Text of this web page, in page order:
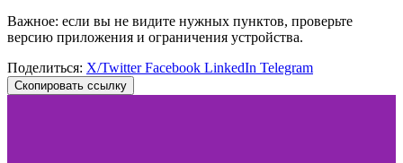
Важное: если вы не видите нужных пунктов, проверьте
версию приложения и ограничения устройства.
Поделиться: X/TwitterFacebook LinkedIn Telegram
Скопировать ссылку